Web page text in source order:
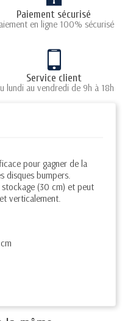
Paiement sécurisé
en ligne 100% sécurisé
Service client
lundi au vendredi de 9h à 18h
pour gagner de la
disques bumpers.
(30 cm) et peut
verticalement.